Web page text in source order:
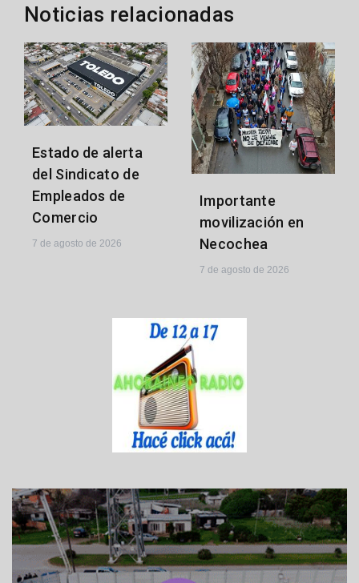
Noticias relacionadas
Estado de alerta
del Sindicato de
Empleados de
Comercio
7 de agosto de 2026
Importante
movilización en
Necochea
7 de agosto de 2026